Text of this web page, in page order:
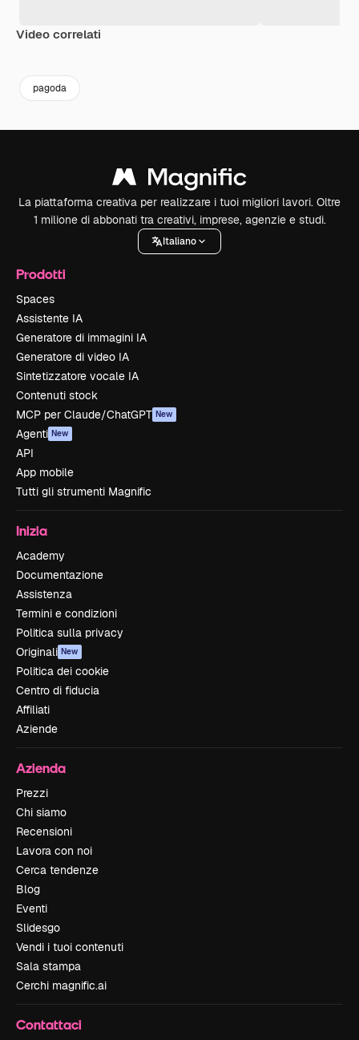
Video correlati
pagoda
La piattaforma creativa per realizzare i tuoi migliori lavori. Oltre
1 milione di abbonati tra creativi, imprese, agenzie e studi.
Italiano
Prodotti
Spaces
Assistente IA
Generatore di immagini IA
Generatore di video IA
Sintetizzatore vocale IA
Contenuti stock
MCP per Claude/ChatGPT New
Agenti New
API
App mobile
Tutti gli strumenti Magnific
Inizia
Academy
Documentazione
Assistenza
Termini e condizioni
Politica sulla privacy
Originali New
Politica dei cookie
Centro di fiducia
Affiliati
Aziende
Azienda
Prezzi
Chi siamo
Recensioni
Lavora con noi
Cerca tendenze
Blog
Eventi
Slidesgo
Vendi i tuoi contenuti
Sala stampa
Cerchi magnific.ai
Contattaci